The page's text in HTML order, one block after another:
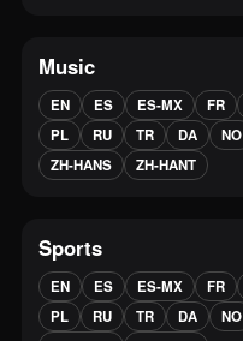
Music
EN ES ES-MX FR
PL
RU TR DA NO
ZH-HANS
ZH-HANT
Sports
EN ES ES-MX FR
PL
RU TR DA NO